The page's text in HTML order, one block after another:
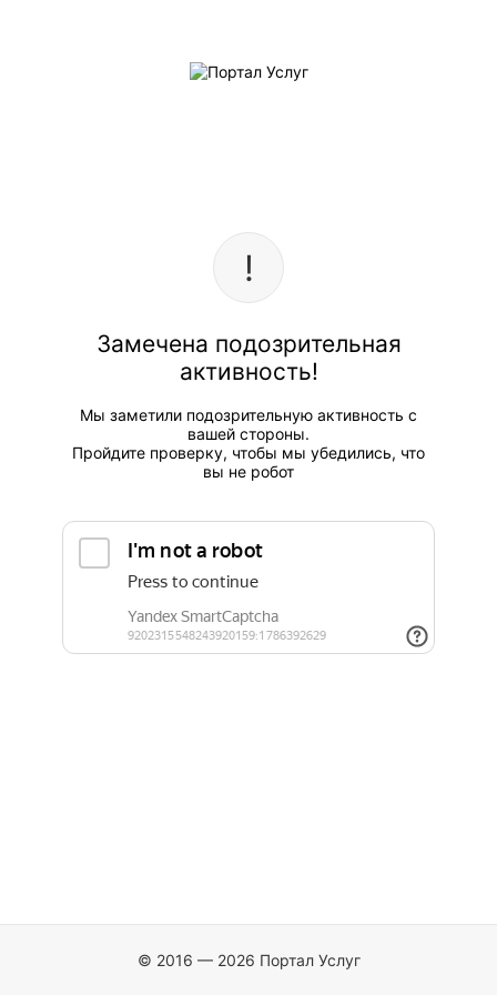
Замечена подозрительная
активность!
Мы заметили подозрительную активность с
вашей стороны.
Пройдите проверку, чтобы мы убедились, что
вы не робот
© 2016 — 2026 Портал Услуг